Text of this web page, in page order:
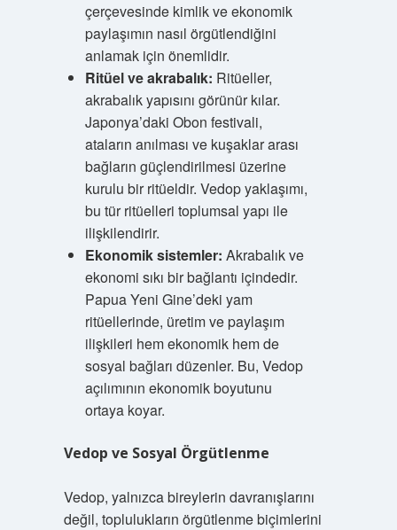
çerçevesinde kimlik ve ekonomik
paylaşımın nasıl örgütlendiğini
anlamak için önemlidir.
Ritüel ve akrabalık: Ritüeller,
akrabalık yapısını görünür kılar.
Japonya’daki Obon festivali,
ataların anılması ve kuşaklar arası
bağların güçlendirilmesi üzerine
kurulu bir ritüeldir. Vedop yaklaşımı,
bu tür ritüelleri toplumsal yapı ile
ilişkilendirir.
Ekonomik sistemler: Akrabalık ve
ekonomi sıkı bir bağlantı içindedir.
Papua Yeni Gine’deki yam
ritüellerinde, üretim ve paylaşım
ilişkileri hem ekonomik hem de
sosyal bağları düzenler. Bu, Vedop
açılımının ekonomik boyutunu
ortaya koyar.
Vedop ve Sosyal Örgütlenme
Vedop, yalnızca bireylerin davranışlarını
değil, toplulukların örgütlenme biçimlerini